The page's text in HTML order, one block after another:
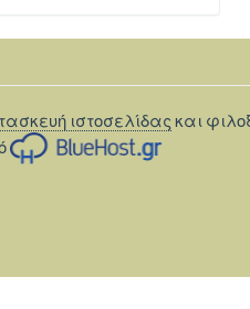
ιστοσελίδας και